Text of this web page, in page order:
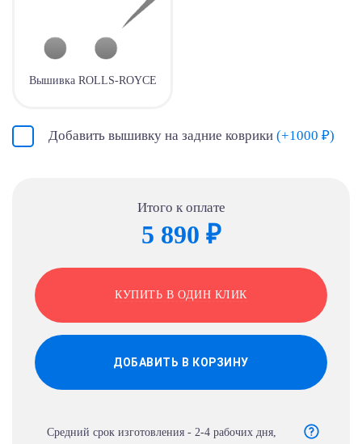
Вышивка ROLLS-ROYCE
Добавить вышивку на задние коврики (+1000 ₽)
Итого к оплате
5 890 ₽
КУПИТЬ В ОДИН КЛИК
ДОБАВИТЬ В КОРЗИНУ
Средний срок изготовления - 2-4 рабочих дня,